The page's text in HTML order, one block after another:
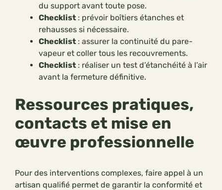
du support avant toute pose.
Checklist : prévoir boîtiers étanches et
rehausses si nécessaire.
Checklist : assurer la continuité du pare-
vapeur et coller tous les recouvrements.
Checklist : réaliser un test d’étanchéité à l’air
avant la fermeture définitive.
Ressources pratiques,
contacts et mise en
œuvre professionnelle
Pour des interventions complexes, faire appel à un
artisan qualifié permet de garantir la conformité et